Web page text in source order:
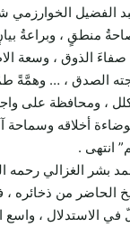
الفضيل الخوارزمي
منطقٍ ، وبراعةُ
صفاءَ الذوق ، وسعة
الصدق ، … وهمَّةً
، ومحافظة على
أخلاقه وسماحة
انتهى .
بشر الغزالي رحمه
الحاضر من ذخائره
في الاستدلال ، واسع